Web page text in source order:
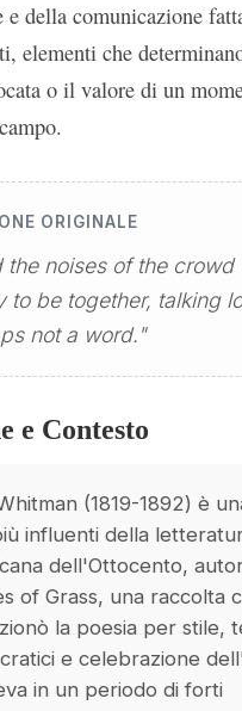
e della comunicazione
elementi che
o il valore di un
ORIGINALE
the noises of the crowd
to be together, talking
not a word."
e Contesto
(1819-1892) è
influenti della
dell'Ottocento,
of Grass, una raccolta
la poesia per stile,
e celebrazione
in un periodo di forti